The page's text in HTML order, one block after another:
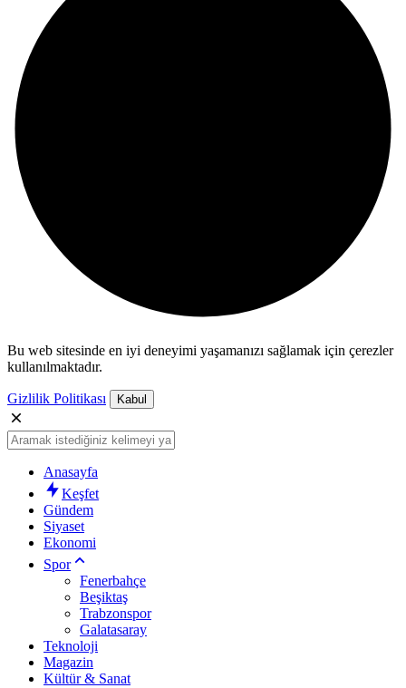
Bu web sitesinde en iyi deneyimi yaşamanızı sağlamak için çerezler
kullanılmaktadır.
Gizlilik Politikası Kabul
Anasayfa
Keşfet
Gündem
Siyaset
Ekonomi
Spor
Fenerbahçe
Beşiktaş
Trabzonspor
Galatasaray
Teknoloji
Magazin
Kültür & Sanat